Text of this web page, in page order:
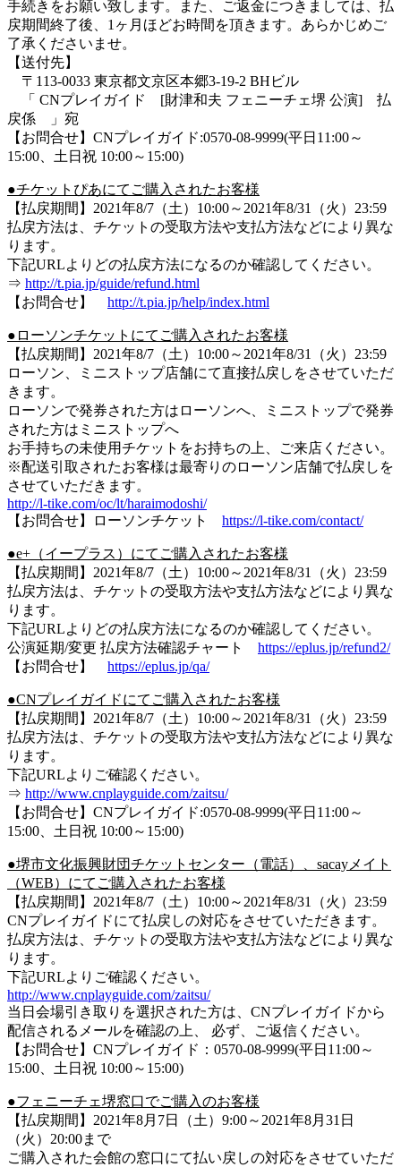
手続きをお願い致します。また、ご返金につきましては、払
戻期間終了後、1ヶ月ほどお時間を頂きます。あらかじめご
了承くださいませ。
【送付先】
〒113-0033 東京都文京区本郷3-19-2 BHビル
「 CNプレイガイド [財津和夫 フェニーチェ堺 公演] 払
戻係 」宛
【お問合せ】CNプレイガイド:0570-08-9999(平日11:00～
15:00、土日祝 10:00～15:00)
●チケットぴあにてご購入されたお客様
【払戻期間】2021年8/7（土）10:00～2021年8/31（火）23:59
払戻方法は、チケットの受取方法や支払方法などにより異な
ります。
下記URLよりどの払戻方法になるのか確認してください。
⇒ http://t.pia.jp/guide/refund.html
【お問合せ】 http://t.pia.jp/help/index.html
●ローソンチケットにてご購入されたお客様
【払戻期間】2021年8/7（土）10:00～2021年8/31（火）23:59
ローソン、ミニストップ店舗にて直接払戻しをさせていただ
きます。
ローソンで発券された方はローソンへ、ミニストップで発券
された方はミニストップへ
お手持ちの未使用チケットをお持ちの上、ご来店ください。
※配送引取されたお客様は最寄りのローソン店舗で払戻しを
させていただきます。
http://l-tike.com/oc/lt/haraimodoshi/
【お問合せ】ローソンチケット https://l-tike.com/contact/
●e+（イープラス）にてご購入されたお客様
【払戻期間】2021年8/7（土）10:00～2021年8/31（火）23:59
払戻方法は、チケットの受取方法や支払方法などにより異な
ります。
下記URLよりどの払戻方法になるのか確認してください。
公演延期/変更 払戻方法確認チャート https://eplus.jp/refund2/
【お問合せ】 https://eplus.jp/qa/
●CNプレイガイドにてご購入されたお客様
【払戻期間】2021年8/7（土）10:00～2021年8/31（火）23:59
払戻方法は、チケットの受取方法や支払方法などにより異な
ります。
下記URLよりご確認ください。
⇒ http://www.cnplayguide.com/zaitsu/
【お問合せ】CNプレイガイド:0570-08-9999(平日11:00～
15:00、土日祝 10:00～15:00)
●堺市文化振興財団チケットセンター（電話）、sacayメイト
（WEB）にてご購入されたお客様
【払戻期間】2021年8/7（土）10:00～2021年8/31（火）23:59
CNプレイガイドにて払戻しの対応をさせていただきます。
払戻方法は、チケットの受取方法や支払方法などにより異な
ります。
下記URLよりご確認ください。
http://www.cnplayguide.com/zaitsu/
当日会場引き取りを選択された方は、CNプレイガイドから
配信されるメールを確認の上、 必ず、ご返信ください。
【お問合せ】CNプレイガイド：0570-08-9999(平日11:00～
15:00、土日祝 10:00～15:00)
●フェニーチェ堺窓口でご購入のお客様
【払戻期間】2021年8月7日（土）9:00～2021年8月31日
（火）20:00まで
ご購入された会館の窓口にて払い戻しの対応をさせていただ